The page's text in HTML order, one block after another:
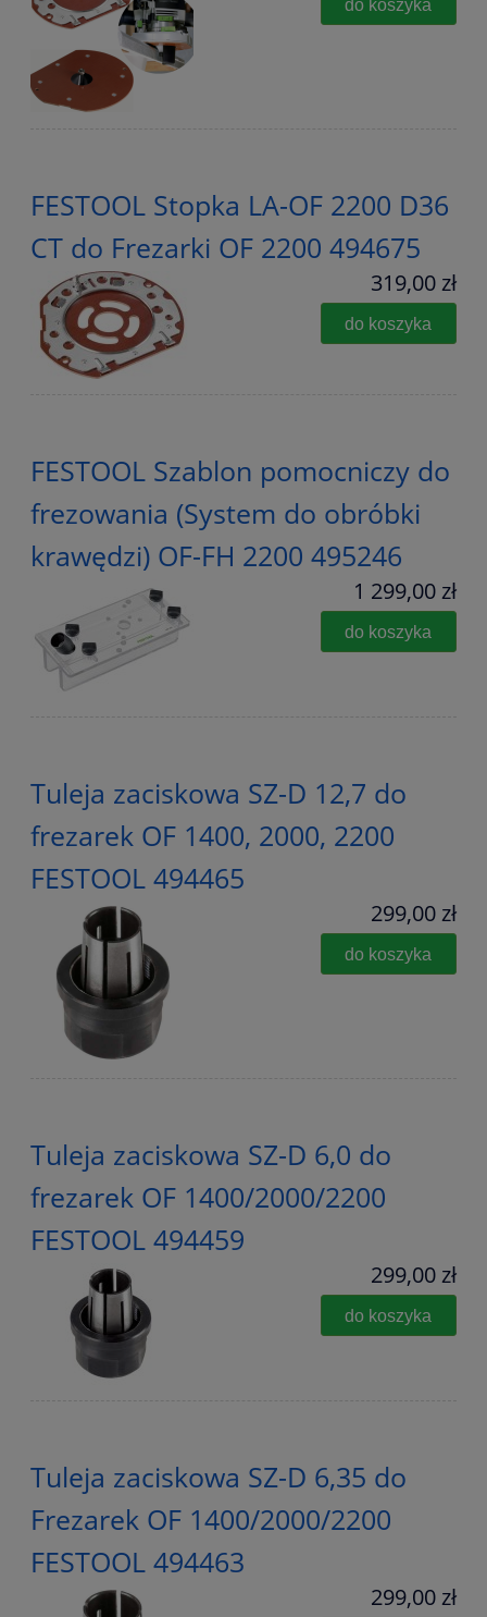
do koszyka
FESTOOL Stopka LA-OF 2200 D36
CT do Frezarki OF 2200 494675
319,00 zł
do koszyka
FESTOOL Szablon pomocniczy do
frezowania (System do obróbki
krawędzi) OF-FH 2200 495246
1 299,00 zł
do koszyka
Tuleja zaciskowa SZ-D 12,7 do
frezarek OF 1400, 2000, 2200
FESTOOL 494465
299,00 zł
do koszyka
Tuleja zaciskowa SZ-D 6,0 do
frezarek OF 1400/2000/2200
FESTOOL 494459
299,00 zł
do koszyka
Tuleja zaciskowa SZ-D 6,35 do
Frezarek OF 1400/2000/2200
FESTOOL 494463
299,00 zł